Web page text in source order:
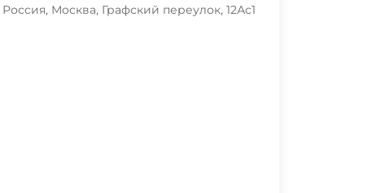
Россия, Москва, Графский переулок, 12Ас1